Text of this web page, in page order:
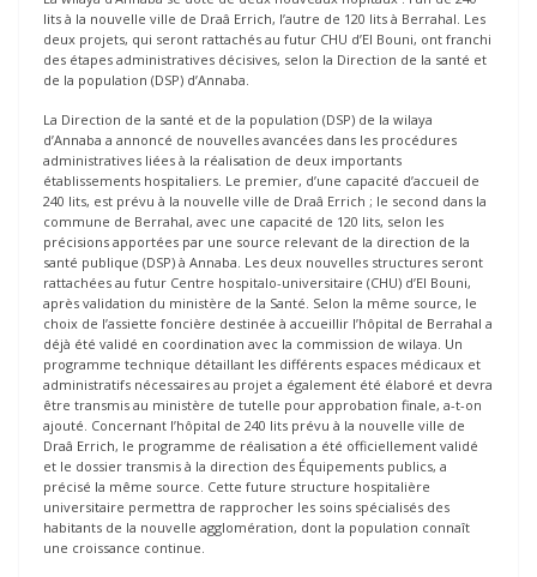
lits à la nouvelle ville de Draâ Errich, l’autre de 120 lits à Berrahal. Les
deux projets, qui seront rattachés au futur CHU d’El Bouni, ont franchi
des étapes administratives décisives, selon la Direction de la santé et
de la population (DSP) d’Annaba.
La Direction de la santé et de la population (DSP) de la wilaya
d’Annaba a annoncé de nouvelles avancées dans les procédures
administratives liées à la réalisation de deux importants
établissements hospitaliers. Le premier, d’une capacité d’accueil de
240 lits, est prévu à la nouvelle ville de Draâ Errich ; le second dans la
commune de Berrahal, avec une capacité de 120 lits, selon les
précisions apportées par une source relevant de la direction de la
santé publique (DSP) à Annaba. Les deux nouvelles structures seront
rattachées au futur Centre hospitalo-universitaire (CHU) d’El Bouni,
après validation du ministère de la Santé. Selon la même source, le
choix de l’assiette foncière destinée à accueillir l’hôpital de Berrahal a
déjà été validé en coordination avec la commission de wilaya. Un
programme technique détaillant les différents espaces médicaux et
administratifs nécessaires au projet a également été élaboré et devra
être transmis au ministère de tutelle pour approbation finale, a-t-on
ajouté. Concernant l’hôpital de 240 lits prévu à la nouvelle ville de
Draâ Errich, le programme de réalisation a été officiellement validé
et le dossier transmis à la direction des Équipements publics, a
précisé la même source. Cette future structure hospitalière
universitaire permettra de rapprocher les soins spécialisés des
habitants de la nouvelle agglomération, dont la population connaît
une croissance continue.